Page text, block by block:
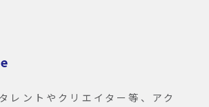
レントやクリエイター等、アク